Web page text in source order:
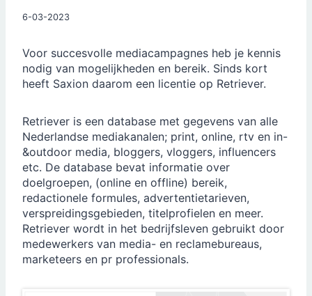
6-03-2023
Voor succesvolle mediacampagnes heb je kennis
nodig van mogelijkheden en bereik. Sinds kort
heeft Saxion daarom een licentie op Retriever.
Retriever is een database met gegevens van alle
Nederlandse mediakanalen; print, online, rtv en in-
&outdoor media, bloggers, vloggers, influencers
etc. De database bevat informatie over
doelgroepen, (online en offline) bereik,
redactionele formules, advertentietarieven,
verspreidingsgebieden, titelprofielen en meer.
Retriever wordt in het bedrijfsleven gebruikt door
medewerkers van media- en reclamebureaus,
marketeers en pr professionals.